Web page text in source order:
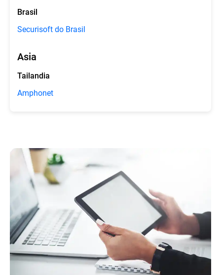
Brasil
Securisoft do Brasil
Asia
Tailandia
Amphonet